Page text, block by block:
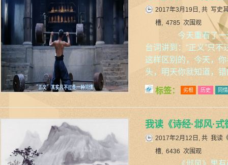
2017年3月19日, 共 写史
槽, 4785 次围观
今天重看了一
台词讲到：“正义”只不
这样区别的，今天，
头，明天你就知道，
标签： 劣根 历史 同情
我读《诗经·邶风·式
2017年2月12日, 共 我读
槽, 6436 次围观